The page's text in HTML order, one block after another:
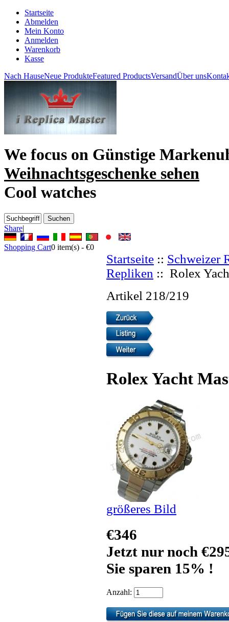
Startseite
Abmelden
Mein Konto
Anmelden
Warenkorb
Kasse
Nach HauseNeue ProdukteFeatured ProductsVersandÜber uns
We focus on Günstige
Weihnachtsgeschenke sehen
Cool watches
Share|
Shopping Cart0 item(s) - €0
Startseite :: Schweizer
Repliken :: Rolex
Artikel 218/219
Rolex Yacht
größeres Bild
€346
Jetzt nur noch
Sie sparen 15% !
Anzahl: